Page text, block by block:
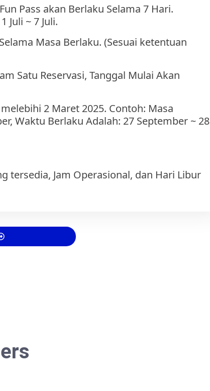
Pass akan Berlaku Selama 7 Hari.
Juli ~ 7 Juli.
Masa Berlaku. (Sesuai ketentuan
Satu Reservasi, Tanggal Mulai Akan
2 Maret 2025. Contoh: Masa
Waktu Berlaku Adalah: 27 September ~ 28
Jam Operasional, dan Hari Libur